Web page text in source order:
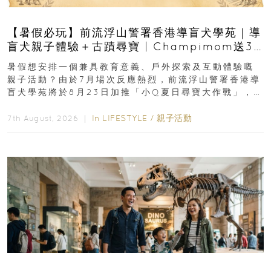
【暑假必玩】前流浮山警署香港導盲犬學苑｜導
盲犬親子體驗＋古蹟尋寶 | Champimom送3
組免費名額
暑假想安排一個兼具教育意義、戶外探索及互動體驗嘅
親子活動？由於7月場次反應熱烈，前流浮山警署香港導
盲犬學苑將於8月23日加推「小Q夏日尋寶大作戰」，家
7th August, 2026 ｜ In LIFESTYLE / 親子活動